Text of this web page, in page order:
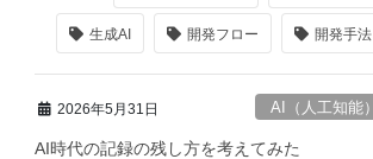
生成AI 開発フロー 開発手法
2026年5月31日 AI（人工知能）
AI時代の記録の残し方を考えてみた